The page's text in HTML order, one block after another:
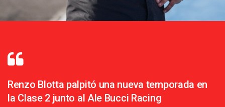
Renzo Blotta palpitó una nueva temporada en
la Clase 2 junto al Ale Bucci Racing